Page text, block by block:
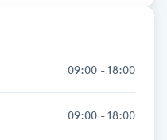
09:00 - 18:00
09:00 - 18:00